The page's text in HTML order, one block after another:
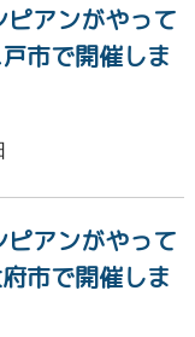
ピアンがやって
市で開催しま
ピアンがやって
市で開催しま